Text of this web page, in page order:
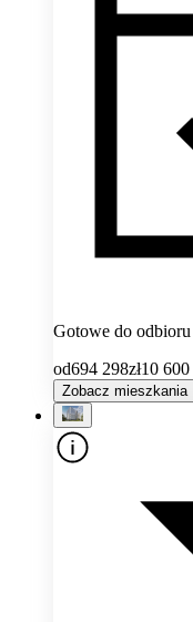
Gotowe do odbioru
od694 298zł10 600
Zobacz mieszkania